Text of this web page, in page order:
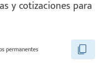
y cotizaciones para
permanentes